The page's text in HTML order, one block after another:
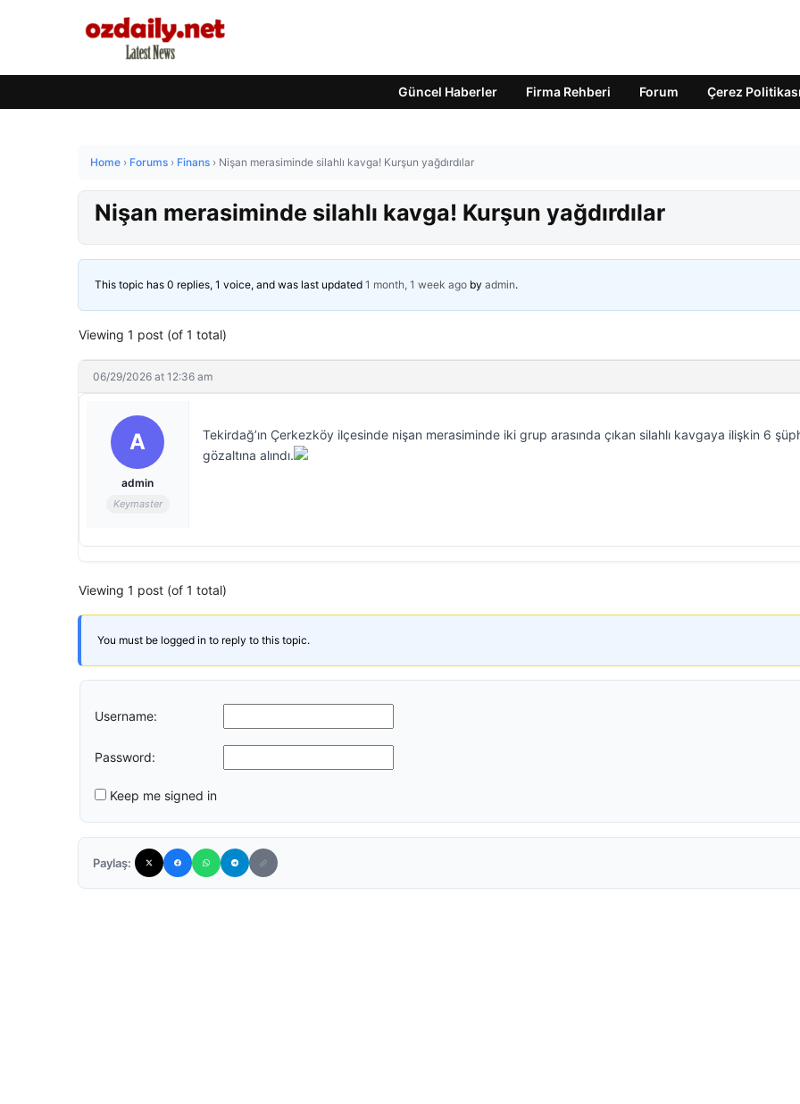
Güncel Haberler Firma Rehberi Forum Çerez Politikası
Home › Forums › Finans › Nişan merasiminde silahlı kavga! Kurşun yağdırdılar
Nişan merasiminde silahlı kavga! Kurşun yağdırdılar
This topic has 0 replies, 1 voice, and was last updated 1 month, 1 week ago by admin.
Viewing 1 post (of 1 total)
06/29/2026 at 12:36 am
A
admin
Keymaster
Tekirdağ’ın Çerkezköy ilçesinde nişan merasiminde iki grup arasında çıkan silahlı kavgaya ilişkin 6
gözaltına alındı.
Viewing 1 post (of 1 total)
You must be logged in to reply to this topic.
Username:
Password:
Keep me signed in
Paylaş: